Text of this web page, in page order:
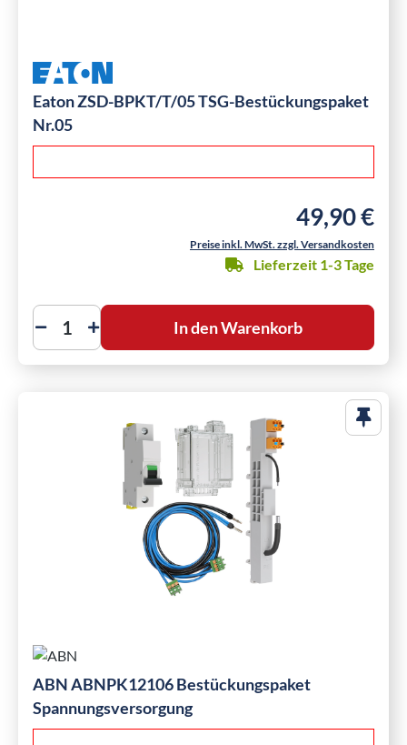
Eaton ZSD-BPKT/T/05 TSG-Bestückungspaket
Nr.05
Regulärer
49,90 €
Preise inkl. MwSt. zzgl. Versandkosten
Lieferzeit 1-3 Tage
In den Warenkorb
ABN ABNPK12106 Bestückungspaket
Spannungsversorgung